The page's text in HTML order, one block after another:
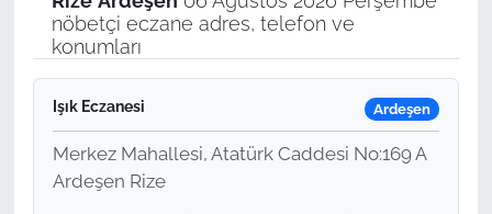
nöbetçi eczane adres, telefon ve
konumları
Işık Eczanesi Ardeşen
Merkez Mahallesi, Atatürk Caddesi No:169 A
Ardeşen Rize